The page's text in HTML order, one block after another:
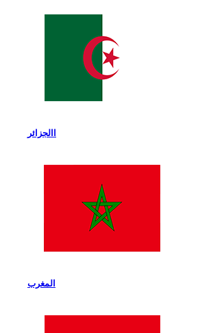
االجزائر
المغرب